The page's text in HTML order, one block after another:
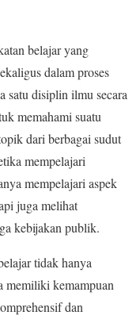
belajar yang
dalam proses
satu disiplin ilmu secara
memahami suatu
dari berbagai sudut
mempelajari
mempelajari aspek
juga melihat
kebijakan publik.
tidak hanya
memiliki kemampuan
dan